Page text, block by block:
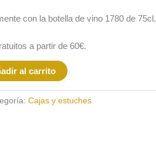
con la botella de vino 1780 de 75cl.
a partir de 60€.
al carrito
Cajas y estuches